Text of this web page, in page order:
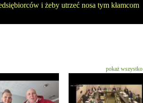
i żeby utrzeć nosa tym kłamcom
pokaż wszystko